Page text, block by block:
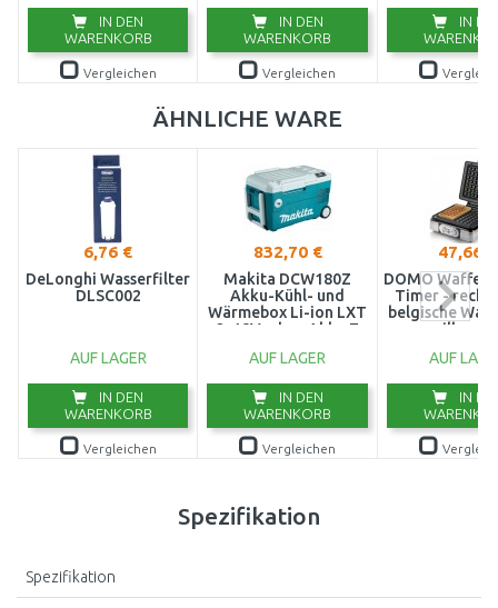
IN DEN
WARENKORB
Vergleichen
IN DEN
WARENKORB
Vergleichen
IN
ÄHNLICHE WARE
6,76 €
DeLonghi Wasserfilter
DLSC002
AUF LAGER
IN DEN
WARENKORB
Vergleichen
832,70 €
Makita DCW180Z
Akku-Kühl- und
Wärmebox Li-ion LXT
2x18V, ohne Akku Z
AUF LAGER
IN DEN
WARENKORB
Vergleichen
47,66 €
DOMO
Timer -
belgische
cm - silber
AUF
IN
Spezifikation
Spezifikation